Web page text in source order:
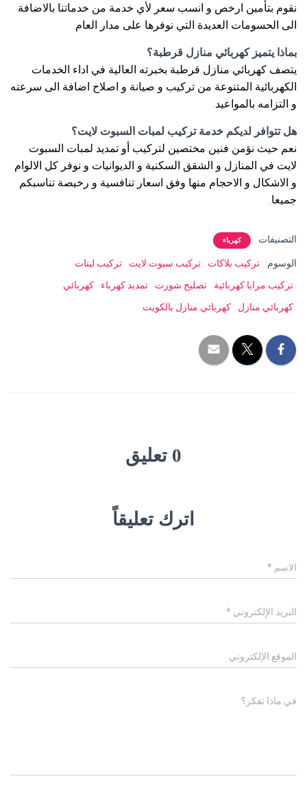
نقوم بتأمين ارخص و انسب سعر لأي خدمة من خدماتنا بالاضافة
الى الحسومات العديدة التي نوفرها على مدار العام.
بماذا يتميز كهربائي منازل قرطبة؟
يتصف كهربائي منازل قرطبة بخبرته العالية في اداء الخدمات
الكهربائية المتنوعة من تركيب و صيانة و اصلاح اضافة الى سرعته
و التزامه بالمواعيد.
هل تتوافر لديكم خدمة تركيب لمبات السبوت لايت؟
نعم حيث نؤمن فنين مختصين لتركيب أو تمديد لمبات السبوت
لايت في المنازل و الشقق السكنية و الديوانيات و نوفر كل الالوام
و الاشكال و الاحجام منها وفق اسعار تنافسية و رخيصة تناسبكم
جميعا.
التصنيفات: كهرباء
الوسوم: تركيب بلاكات تركيب سبوت لايت
تركيب ليتات
تركيب مرايا كهربائية
تصليح شورت تمديد كهرباء
كهربائي
كهربائي منازل
كهربائي منازل بالكويت
0 تعليق
اترك تعليقاً
الاسم *
البريد الإلكتروني *
الموقع الإلكتروني
في ماذا تفكر؟